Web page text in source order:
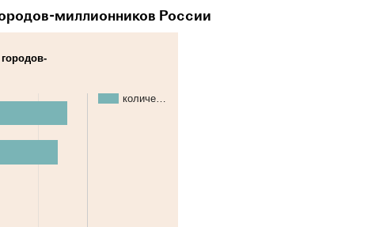
миллионников России
количе…